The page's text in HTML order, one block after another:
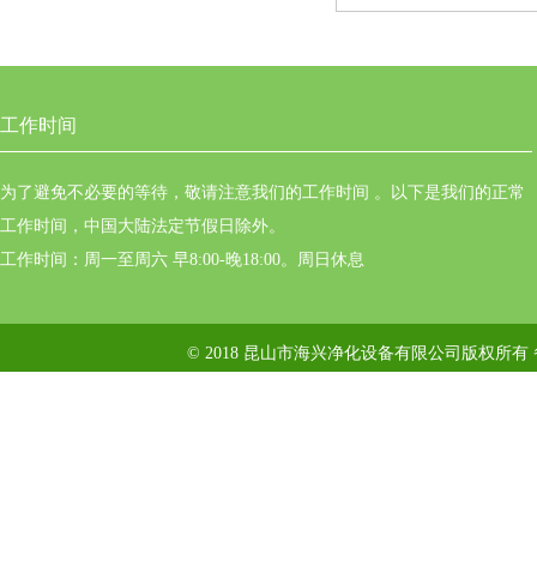
工作时间
为了避免不必要的等待，敬请注意我们的工作时间 。以下是我们的正常
工作时间，中国大陆法定节假日除外。
工作时间：周一至周六 早8:00-晚18:00。周日休息
© 2018 昆山市海兴净化设备有限公司版权所有